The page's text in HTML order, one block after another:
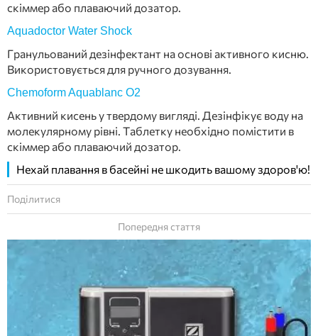
скіммер або плаваючий дозатор.
Aquadoctor Water Shock
Гранульований дезінфектант на основі активного кисню.
Використовується для ручного дозування.
Chemoform Aquablanc O2
Активний кисень у твердому вигляді. Дезінфікує воду на
молекулярному рівні. Таблетку необхідно помістити в
скіммер або плаваючий дозатор.
Нехай плавання в басейні не шкодить вашому здоров'ю!
Поділитися
Попередня стаття